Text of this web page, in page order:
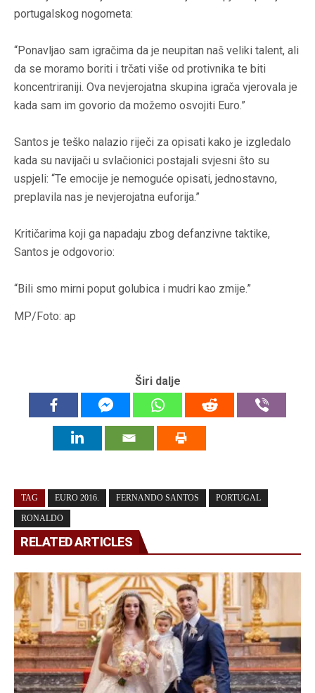
portugalskog nogometa:
“Ponavljao sam igračima da je neupitan naš veliki talent, ali
da se moramo boriti i trčati više od protivnika te biti
koncentriraniji. Ova nevjerojatna skupina igrača vjerovala je
kada sam im govorio da možemo osvojiti Euro.”
Santos je teško nalazio riječi za opisati kako je izgledalo
kada su navijači u svlačionici postajali svjesni što su
uspjeli: “Te emocije je nemoguće opisati, jednostavno,
preplavila nas je nevjerojatna euforija.”
Kritičarima koji ga napadaju zbog defanzivne taktike,
Santos je odgovorio:
“Bili smo mirni poput golubica i mudri kao zmije.”
MP/Foto: ap
Širi dalje
TAG EURO 2016. FERNANDO SANTOS PORTUGAL
RONALDO
RELATED ARTICLES